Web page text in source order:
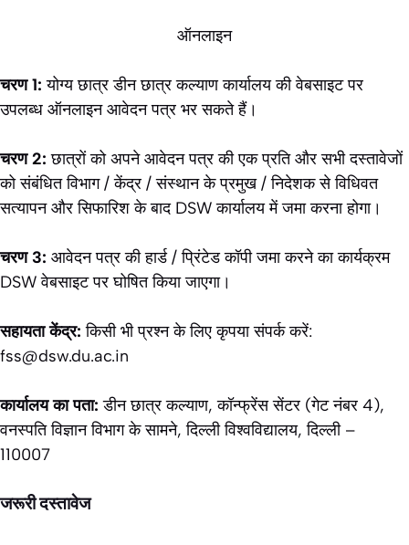
ऑनलाइन
चरण 1: योग्य छात्र डीन छात्र कल्याण कार्यालय की वेबसाइट पर
उपलब्ध ऑनलाइन आवेदन पत्र भर सकते हैं।
चरण 2: छात्रों को अपने आवेदन पत्र की एक प्रति और सभी दस्तावेजों
को संबंधित विभाग / केंद्र / संस्थान के प्रमुख / निदेशक से विधिवत
सत्यापन और सिफारिश के बाद DSW कार्यालय में जमा करना होगा।
चरण 3: आवेदन पत्र की हार्ड / प्रिंटेड कॉपी जमा करने का कार्यक्रम
DSW वेबसाइट पर घोषित किया जाएगा।
सहायता केंद्र: किसी भी प्रश्न के लिए कृपया संपर्क करें:
fss@dsw.du.ac.in
कार्यालय का पता: डीन छात्र कल्याण, कॉन्फ्रेंस सेंटर (गेट नंबर 4),
वनस्पति विज्ञान विभाग के सामने, दिल्ली विश्वविद्यालय, दिल्ली –
110007
जरूरी दस्तावेज